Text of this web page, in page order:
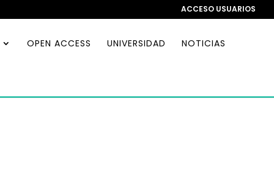
ACCESO USUARIOS
OPEN ACCESS UNIVERSIDAD NOTICIAS